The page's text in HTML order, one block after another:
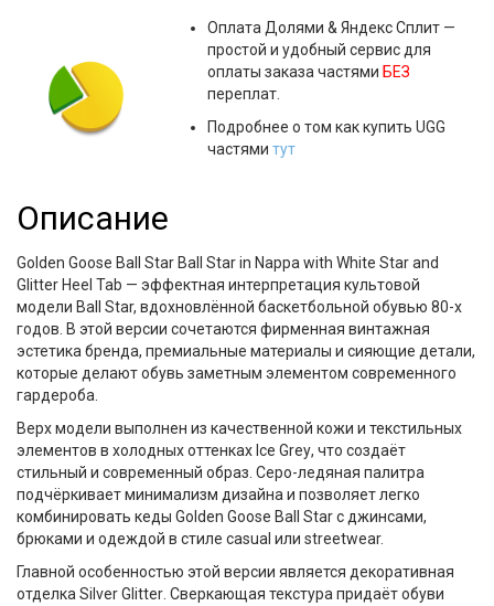
ОплатаДолями & Яндекс Сплит —
простой и удобный сервис для
оплаты заказа частями БЕЗ
переплат.
Подробнее о том как купить UGG
частями тут
Описание
Golden Goose Ball Star Ball Star in Nappa with White Star and
Glitter Heel Tab — эффектная интерпретация культовой
модели Ball Star, вдохновлённой баскетбольной обувью 80-х
годов. В этой версии сочетаются фирменная винтажная
эстетика бренда, премиальные материалы и сияющие детали,
которые делают обувь заметным элементом современного
гардероба.
Верх модели выполнен из качественной кожи и текстильных
элементов в холодных оттенках Ice Grey, что создаёт
стильный и современный образ. Серо-ледяная палитра
подчёркивает минимализм дизайна и позволяет легко
комбинировать кеды Golden Goose Ball Starс джинсами,
брюками и одеждой в стиле casual или streetwear.
Главной особенностью этой версии является декоративная
отделкаSilver Glitter. Сверкающая текстура придаёт обуви